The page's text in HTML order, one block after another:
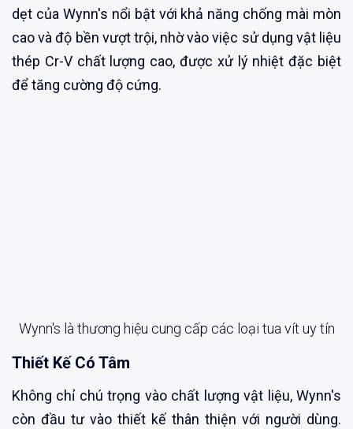
dẹt của Wynn's nổi bật với khả năng chống mài mòn
cao và độ bền vượt trội, nhờ vào việc sử dụng vật liệu
thép Cr-V chất lượng cao, được xử lý nhiệt đặc biệt
để tăng cường độ cứng.
Wynn's là thương hiệu cung cấp các loại tua vít uy tín
Thiết Kế Có Tâm
Không chỉ chú trọng vào chất lượng vật liệu, Wynn's
còn đầu tư vào thiết kế thân thiện với người dùng.